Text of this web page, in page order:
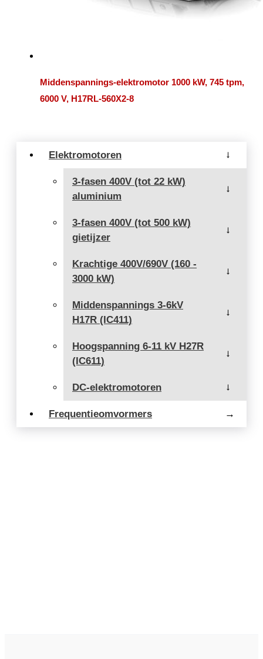
Elektromotoren →
3-fasen 400V (tot 22 kW)
aluminium
→
3-fasen 400V (tot 500 kW)
gietijzer
→
Krachtige 400V/690V (160 -
3000 kW)
→
Middenspannings 3-6kV
H17R (IC411)
→
Hoogspanning 6-11 kV H27R
(IC611)
→
DC-elektromotoren →
Frequentieomvormers →
Middenspannings-elektromotor 1000 kW, 745 tpm,
6000 V, H17RL-560X2-8